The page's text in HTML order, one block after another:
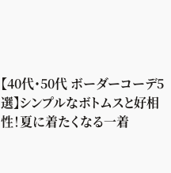
【40代・50代 ボーダーコーデ5
選】シンプルなボトムスと好相
性！夏に着たくなる一着